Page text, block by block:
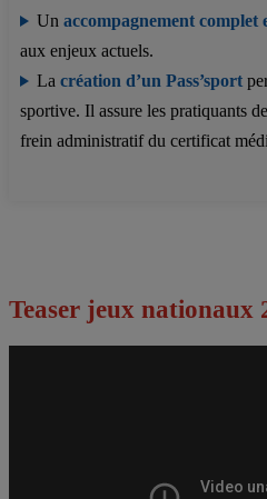
Un accompagnement complet
aux enjeux actuels.
La création d’un Pass’sport
sportive. Il assure les pratiquants
frein administratif du certificat
Teaser jeux nationaux